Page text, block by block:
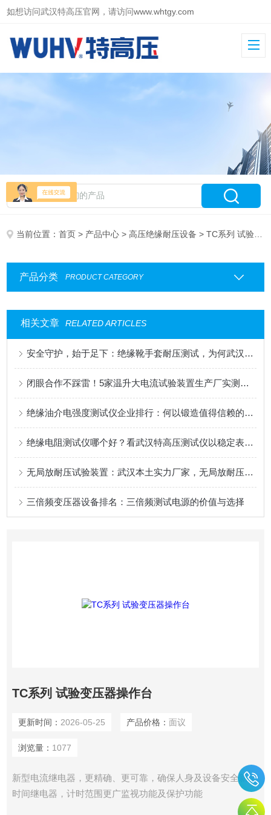
如想访问武汉特高压官网，请访问www.whtgy.com
当前位置：首页 > 产品中心 >高压绝缘耐压设备 > TC系列 试验变压器操作台
产品分类 PRODUCT CATEGORY
相关文章 RELATED ARTICLES
安全守护，始于足下：绝缘靴手套耐压测试，为何武汉特高压方案获广泛认可？
闭眼合作不踩雷！5家温升大电流试验装置生产厂实测推荐
绝缘油介电强度测试仪企业排行：何以锻造值得信赖的检测工具？
绝缘电阻测试仪哪个好？看武汉特高压测试仪以稳定表现赢得用户心
无局放耐压试验装置：武汉本土实力厂家，无局放耐压试验装置的绝缘守护
三倍频变压器设备排名：三倍频测试电源的价值与选择
TC系列 试验变压器操作台
更新时间： 2026-05-25 产品价格： 面议
浏览量： 1077
新型电流继电器，更精确、更可靠，确保人身及设备安全新型
时间继电器，计时范围更广监视功能及保护功能